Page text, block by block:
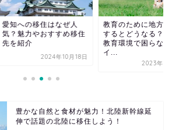
愛知への移住はなぜ人
気？魅力やおすすめ移住
先を紹介
2024年10月18日
教育のために地方に
するとどうなる？田
教育環境で困らない
イ...
2023年11
豊かな自然と食材が魅力！北陸新幹線延
伸で話題の北陸に移住しよう！